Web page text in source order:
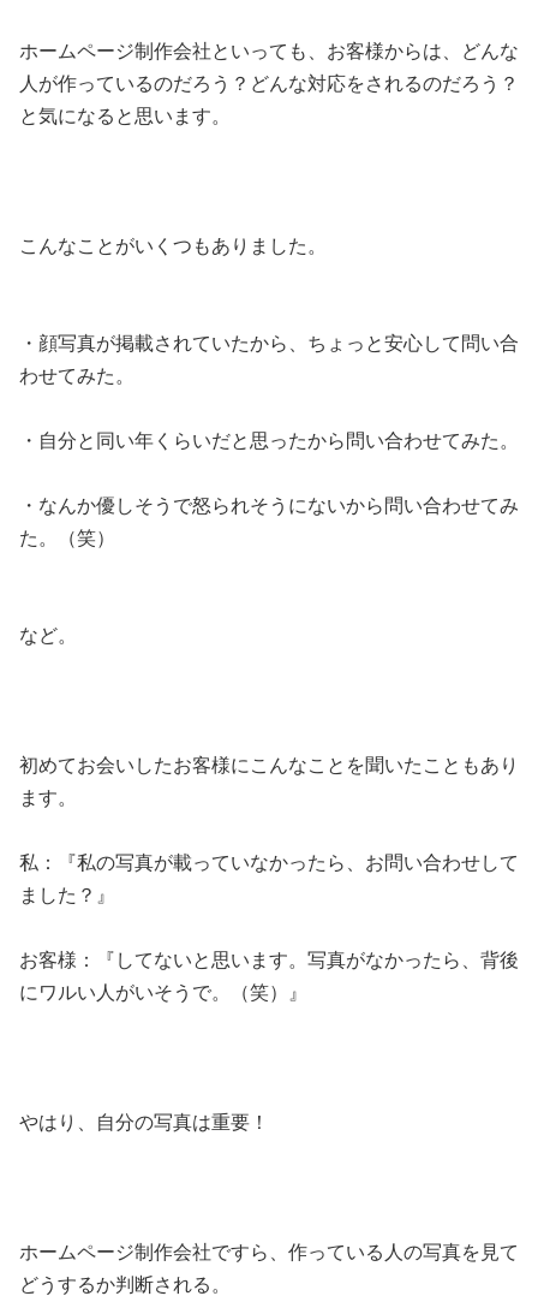
ホームページ制作会社といっても、お客様からは、どんな
人が作っているのだろう？どんな対応をされるのだろう？
と気になると思います。
こんなことがいくつもありました。
・顔写真が掲載されていたから、ちょっと安心して問い合
わせてみた。
・自分と同い年くらいだと思ったから問い合わせてみた。
・なんか優しそうで怒られそうにないから問い合わせてみ
た。（笑）
など。
初めてお会いしたお客様にこんなことを聞いたこともあり
ます。
私：『私の写真が載っていなかったら、お問い合わせして
ました？』
お客様：『してないと思います。写真がなかったら、背後
にワルい人がいそうで。（笑）』
やはり、自分の写真は重要！
ホームページ制作会社ですら、作っている人の写真を見て
どうするか判断される。